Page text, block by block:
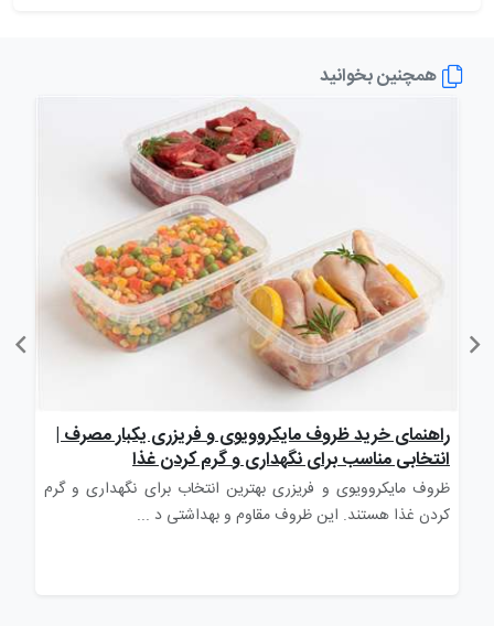
همچنین بخوانید
راهنمای خرید ظروف مایکروویوی و فریزری یکبار مصرف |
انتخابی مناسب برای نگهداری و گرم کردن غذا
ظروف مایکروویوی و فریزری بهترین انتخاب برای نگهداری و گرم
کردن غذا هستند. این ظروف مقاوم و بهداشتی د ...